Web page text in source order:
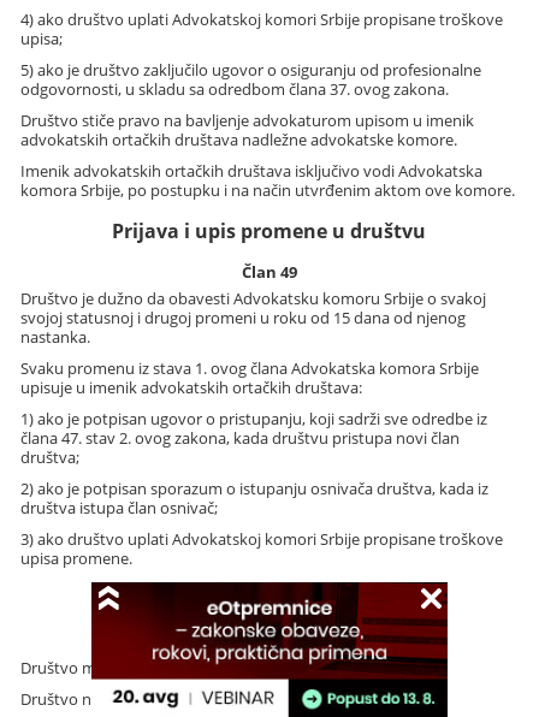
4) ako društvo uplati Advokatskoj komori Srbije propisane troškove
upisa;
5) ako je društvo zaključilo ugovor o osiguranju od profesionalne
odgovornosti, u skladu sa odredbom člana 37. ovog zakona.
Društvo stiče pravo na bavljenje advokaturom upisom u imenik
advokatskih ortačkih društava nadležne advokatske komore.
Imenik advokatskih ortačkih društava isključivo vodi Advokatska
komora Srbije, po postupku i na način utvrđenim aktom ove komore.
Prijava i upis promene u društvu
Član 49
Društvo je dužno da obavesti Advokatsku komoru Srbije o svakoj
svojoj statusnoj i drugoj promeni u roku od 15 dana od njenog
nastanka.
Svaku promenu iz stava 1. ovog člana Advokatska komora Srbije
upisuje u imenik advokatskih ortačkih društava:
1) ako je potpisan ugovor o pristupanju, koji sadrži sve odredbe iz
člana 47. stav 2. ovog zakona, kada društvu pristupa novi član
društva;
2) ako je potpisan sporazum o istupanju osnivača društva, kada iz
društva istupa član osnivač;
3) ako društvo uplati Advokatskoj komori Srbije propisane troškove
upisa promene.
Kancelarija društva
Član 50
Društvo može imati samo jednu advokatsku kancelariju.
Društvo ne može imati ogranke.